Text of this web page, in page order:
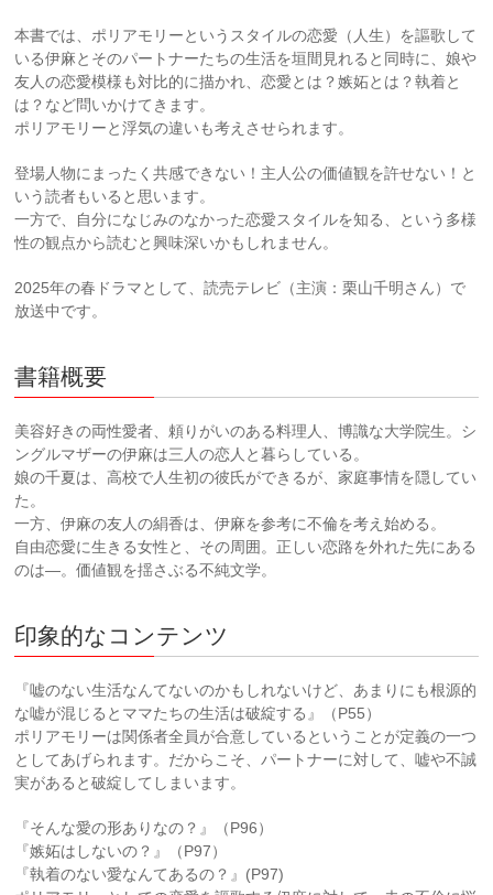
本書では、ポリアモリーというスタイルの恋愛（人生）を謳歌して
いる伊麻とそのパートナーたちの生活を垣間見れると同時に、娘や
友人の恋愛模様も対比的に描かれ、恋愛とは？嫉妬とは？執着と
は？など問いかけてきます。
ポリアモリーと浮気の違いも考えさせられます。
登場人物にまったく共感できない！主人公の価値観を許せない！と
いう読者もいると思います。
一方で、自分になじみのなかった恋愛スタイルを知る、という多様
性の観点から読むと興味深いかもしれません。
2025年の春ドラマとして、読売テレビ（主演：栗山千明さん）で
放送中です。
書籍概要
美容好きの両性愛者、頼りがいのある料理人、博識な大学院生。シ
ングルマザーの伊麻は三人の恋人と暮らしている。
娘の千夏は、高校で人生初の彼氏ができるが、家庭事情を隠してい
た。
一方、伊麻の友人の絹香は、伊麻を参考に不倫を考え始める。
自由恋愛に生きる女性と、その周囲。正しい恋路を外れた先にある
のは—。価値観を揺さぶる不純文学。
印象的なコンテンツ
『嘘のない生活なんてないのかもしれないけど、あまりにも根源的
な嘘が混じるとママたちの生活は破綻する』（P55）
ポリアモリーは関係者全員が合意しているということが定義の一つ
としてあげられます。だからこそ、パートナーに対して、嘘や不誠
実があると破綻してしまいます。
『そんな愛の形ありなの？』（P96）
『嫉妬はしないの？』（P97）
『執着のない愛なんてあるの？』(P97)